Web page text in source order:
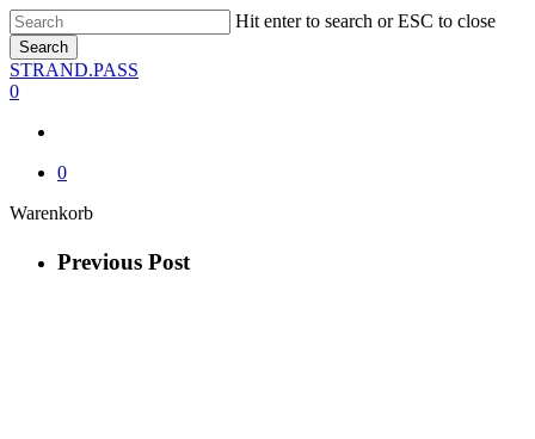
Skip
to
main
content
Hit enter to search or ESC to close
Search
Close
Search
STRAND.PASS
0
0
WarenkorbClose
Previous Post